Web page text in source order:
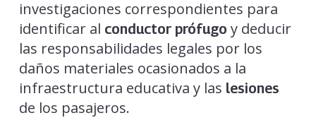
investigaciones correspondientes para
identificar al conductor prófugo y deducir
las responsabilidades legales por los
daños materiales ocasionados a la
infraestructura educativa y las lesiones
de los pasajeros.